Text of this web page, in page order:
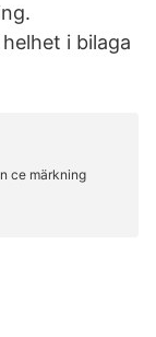
i bilaga